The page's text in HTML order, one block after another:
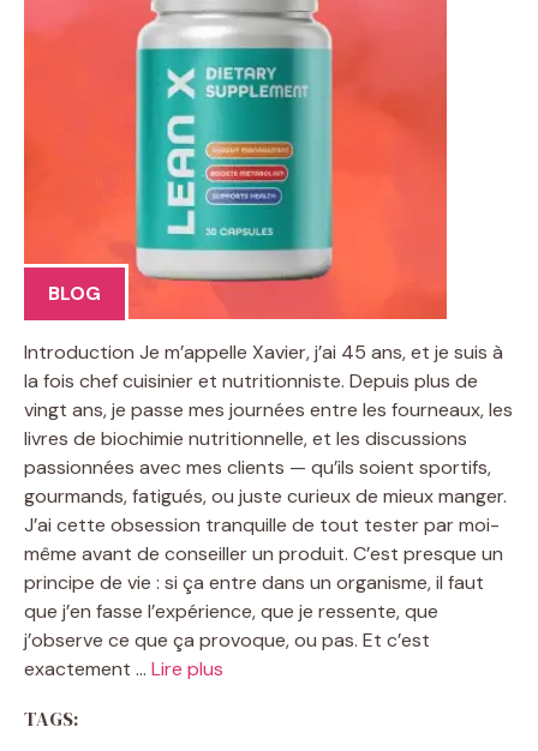
BLOG
Introduction Je m’appelle Xavier, j’ai 45 ans, et je suis à
la fois chef cuisinier et nutritionniste. Depuis plus de
vingt ans, je passe mes journées entre les fourneaux, les
livres de biochimie nutritionnelle, et les discussions
passionnées avec mes clients — qu’ils soient sportifs,
gourmands, fatigués, ou juste curieux de mieux manger.
J’ai cette obsession tranquille de tout tester par moi-
même avant de conseiller un produit. C’est presque un
principe de vie : si ça entre dans un organisme, il faut
que j’en fasse l’expérience, que je ressente, que
j’observe ce que ça provoque, ou pas. Et c’est
exactement … Lire plus
TAGS: